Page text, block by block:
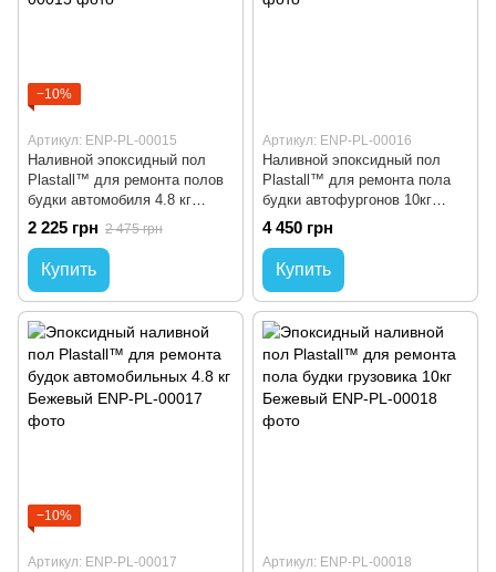
−10%
Артикул: ENP-PL-00015
Наливной эпоксидный пол
Plastall™ для ремонта полов
будки автомобиля 4.8 кг
Черный
2 225 грн 2 475 грн
Купить
Артикул: ENP-PL-00016
Наливной эпоксидный пол
Plastall™ для ремонта пола
будки автофургонов 10кг
Черный
4 450 грн
Купить
−10%
Артикул: ENP-PL-00017 Артикул: ENP-PL-00018